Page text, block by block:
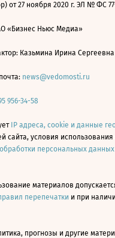
от 27 ноября 2020 г. ЭЛ № ФС
«Бизнес Ньюс Медиа»
Казьмина Ирина Сергеевна
news@vedomosti.ru
956-34-58
IP адреса, cookie и данные
сайта, условия
персональных
материалов
перепечатки и при
прогнозы и другие